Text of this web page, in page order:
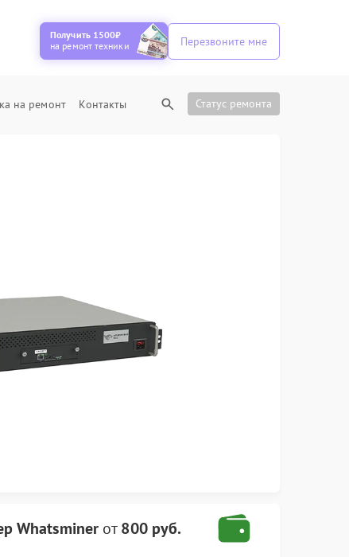
Получить 1500₽
на ремонт техники
Перезвоните мне
на ремонт Контакты Статус ремонта
Whatsminer от800 руб.